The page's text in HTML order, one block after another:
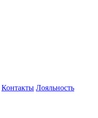
Контакты Лояльность